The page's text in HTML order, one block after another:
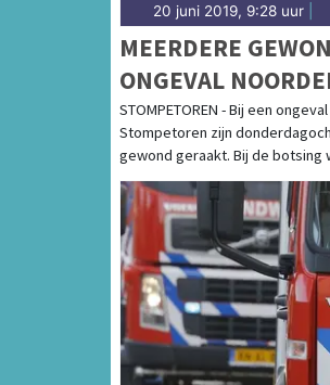
20 juni 2019, 9:28 uur
MEERDERE
ONGEVAL
STOMPETOREN - Bij een
Stompetoren zijn
gewond geraakt. Bij de botsing